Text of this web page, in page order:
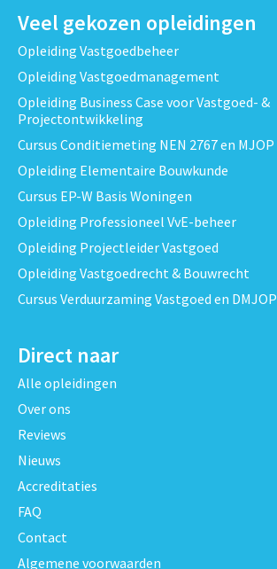
Veel gekozen opleidingen
Opleiding Vastgoedbeheer
Opleiding Vastgoedmanagement
Opleiding Business Case voor Vastgoed- &
Projectontwikkeling
Cursus Conditiemeting NEN 2767 en MJOP
Opleiding Elementaire Bouwkunde
Cursus EP-W Basis Woningen
Opleiding Professioneel VvE-beheer
Opleiding Projectleider Vastgoed
Opleiding Vastgoedrecht & Bouwrecht
Cursus Verduurzaming Vastgoed en DMJOP
Direct naar
Alle opleidingen
Over ons
Reviews
Nieuws
Accreditaties
FAQ
Contact
Algemene voorwaarden